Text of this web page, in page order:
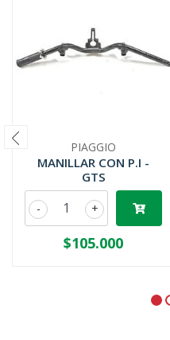
PIAGGIO
MANILLAR CON P.I -
GTS
+
-
$105.000